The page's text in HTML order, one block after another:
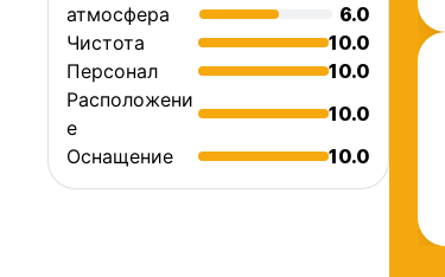
атмосфера
6.0
Чистота
10.0
Персонал
10.0
Расположени
е
10.0
Оснащение
10.0